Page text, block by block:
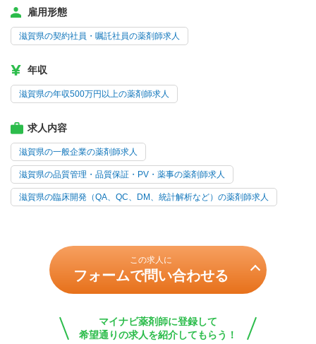
雇用形態
滋賀県の契約社員・嘱託社員の薬剤師求人
年収
滋賀県の年収500万円以上の薬剤師求人
求人内容
滋賀県の一般企業の薬剤師求人
滋賀県の品質管理・品質保証・PV・薬事の薬剤師求人
滋賀県の臨床開発（QA、QC、DM、統計解析など）の薬剤師求人
この求人に
フォームで問い合わせる
マイナビ薬剤師に登録して
希望通りの求人を紹介してもらう！